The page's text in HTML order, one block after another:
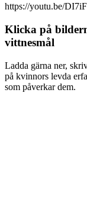
https://youtu.be/
Klicka på
vittnesmål
Ladda gärna ner,
på kvinnors levda
som påverkar dem.